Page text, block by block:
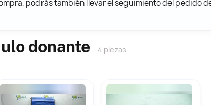
podrás también llevar el seguimiento del pedido
donante 4 piezas